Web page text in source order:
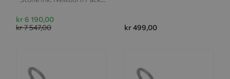
kr 6 190,00
kr 7 547,00
kr 499,00